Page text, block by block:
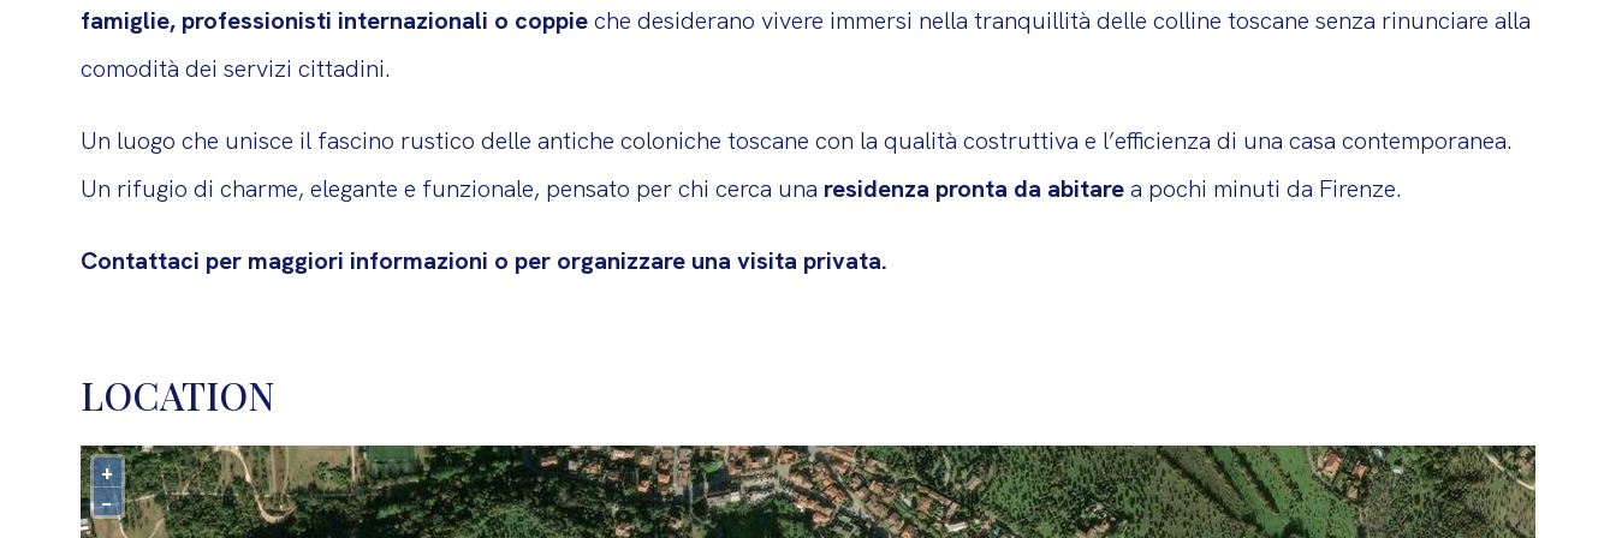
famiglie, professionisti internazionali o coppieche desiderano vivere immersi nella tranquillità delle colline toscane senza rinunciare alla
comodità dei servizi cittadini.
Un luogo che unisce il fascino rustico delle antiche coloniche toscane con la qualità costruttiva e l’efficienza di una casa contemporanea.
Un rifugio di charme, elegante e funzionale, pensato per chi cerca una residenza pronta da abitarea pochi minuti da Firenze.
Contattaci per maggiori informazioni o per organizzare una visita privata.
LOCATION
+
−